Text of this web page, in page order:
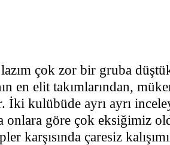
çok zor bir gruba
en elit takımlarından,
İki kulübüde ayrı ayrı
onlara göre çok eksiğimiz
karşısında çaresiz